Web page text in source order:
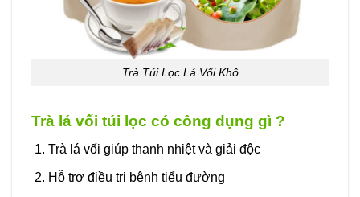
Trà Túi Lọc Lá Vối Khô
Trà lá vối túi lọc có công dụng gì ?
Trà lá vối giúp thanh nhiệt và giải độc
Hỗ trợ điều trị bệnh tiểu đường